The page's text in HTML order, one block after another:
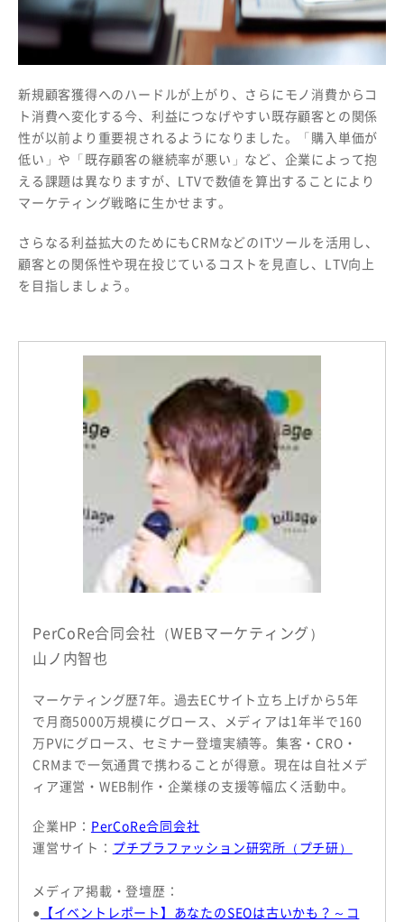
新規顧客獲得へのハードルが上がり、さらにモノ消費からコ
ト消費へ変化する今、利益につなげやすい既存顧客との関係
性が以前より重要視されるようになりました。「購入単価が
低い」や「既存顧客の継続率が悪い」など、企業によって抱
える課題は異なりますが、LTVで数値を算出することにより
マーケティング戦略に生かせます。
さらなる利益拡大のためにもCRMなどのITツールを活用し、
顧客との関係性や現在投じているコストを見直し、LTV向上
を目指しましょう。
PerCoRe合同会社（WEBマーケティング）
山ノ内智也
マーケティング歴7年。過去ECサイト立ち上げから5年
で月商5000万規模にグロース、メディアは1年半で160
万PVにグロース、セミナー登壇実績等。集客・CRO・
CRMまで一気通貫で携わることが得意。現在は自社メデ
ィア運営・WEB制作・企業様の支援等幅広く活動中。
企業HP： PerCoRe合同会社
運営サイト： プチプラファッション研究所（プチ研）
メディア掲載・登壇歴：
● 【イベントレポート】あなたのSEOは古いかも？～コ